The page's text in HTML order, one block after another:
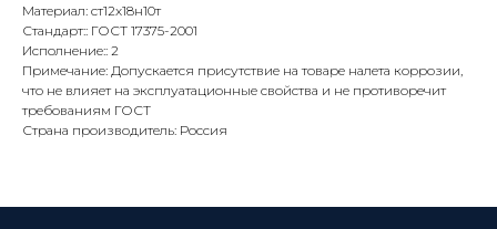
Материал: ст12х18н10т
Стандарт:: ГОСТ 17375-2001
Исполнение:: 2
Примечание: Допускается присутствие на товаре налета коррозии,
что не влияет на эксплуатационные свойства и не противоречит
требованиям ГОСТ
Страна производитель: Россия